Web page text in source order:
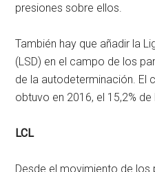
presiones sobre ellos.
También hay que añadir la
(LSD) en el campo de los
de la autodeterminación. El
obtuvo en 2016, el 15,2% de
LCL
Desde el movimiento de los